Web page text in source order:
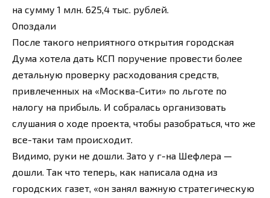
на сумму 1 млн. 625,4 тыс. рублей.
Опоздали
После такого неприятного открытия городская
Дума хотела дать КСП поручение провести более
детальную проверку расходования средств,
привлеченных на «Москва-Сити» по льготе по
налогу на прибыль. И собралась организовать
слушания о ходе проекта, чтобы разобраться, что же
все-таки там происходит.
Видимо, руки не дошли. Зато у г-на Шефлера —
дошли. Так что теперь, как написала одна из
городских газет, «он занял важную стратегическую